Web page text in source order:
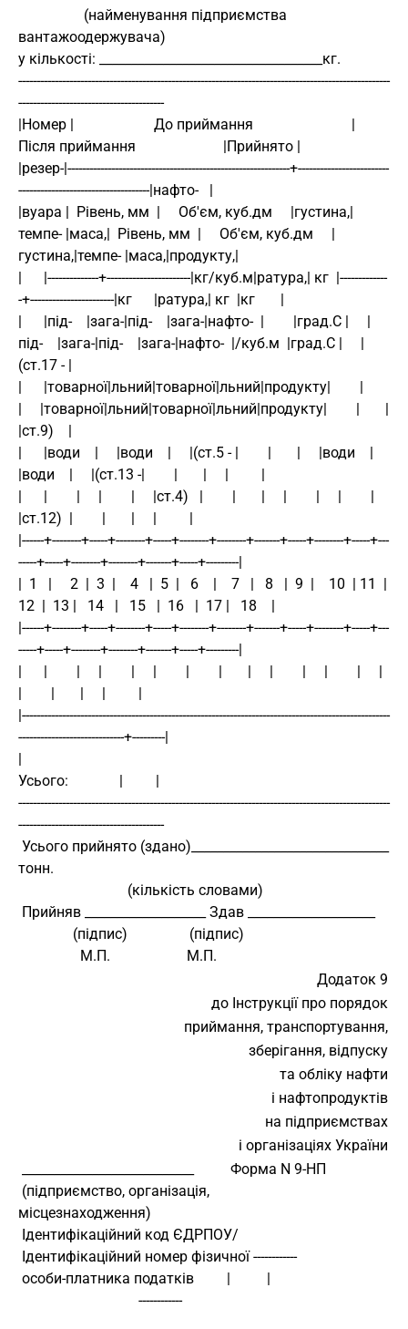
вантажоодержувача)
у кількості: ___________________________________кг.
------------------------------------------------------------------------------------------------------
----------------------------------------
|Номер |                      До приймання                           |
Після приймання                        |Прийнято |
|резер-|-------------------------------------------------------------+-------------------------
------------------------------------|нафто-   |
|вуара |  Рівень, мм  |     Об'єм, куб.дм     |густина,|
темпе- |маса,|  Рівень, мм  |     Об'єм, куб.дм     |
густина,|темпе- |маса,|продукту,|
|      |--------------+-----------------------|кг/куб.м|ратура,| кг  |-------------
-+-----------------------|кг      |ратура,| кг  |кг       |
|      |під-    |зага-|під-    |зага-|нафто-  |        |град.С |     |
під-    |зага-|під-    |зага-|нафто-  |/куб.м  |град.С |     |
(ст.17 - |
|      |товарної|льний|товарної|льний|продукту|        |
|     |товарної|льний|товарної|льний|продукту|        |       |
|ст.9)    |
|      |води    |     |води    |     |(ст.5 - |        |       |     |води    |
|води    |     |(ст.13 -|        |       |     |         |
|      |        |     |        |     |ст.4)   |        |       |     |        |     |        |
|ст.12)  |        |       |     |         |
|------+--------+-----+--------+-----+--------+--------+-------+-----+--------+-----+---
-----+-----+--------+--------+-------+-----+---------|
|  1   |     2  |  3  |    4   |  5  |   6    |    7   |   8   |  9  |    10  | 11  |
12  |  13 |   14   |   15   |  16   |  17 |   18    |
|------+--------+-----+--------+-----+--------+--------+-------+-----+--------+-----+---
-----+-----+--------+--------+-------+-----+---------|
|      |        |     |        |     |        |        |       |     |        |     |        |     |
|        |       |     |         |
|-----------------------------------------------------------------------------------------------------
-----------------------------+---------|
|
Усього:              |         |
------------------------------------------------------------------------------------------------------
----------------------------------------
тонн.
                              (кількість словами)
Прийняв ___________________ Здав ____________________
               (підпис)                 (підпис)
                 М.П.                     М.П.
Додаток 9
до Інструкції про порядок
приймання, транспортування,
зберігання, відпуску
та обліку нафти
і нафтопродуктів
на підприємствах
і організаціях України
___________________________          Форма N 9-НП
(підприємство, організація,
місцезнаходження)
Ідентифікаційний код ЄДРПОУ/
Ідентифікаційний номер фізичної ------------
особи-платника податків         |          |
                                 ------------